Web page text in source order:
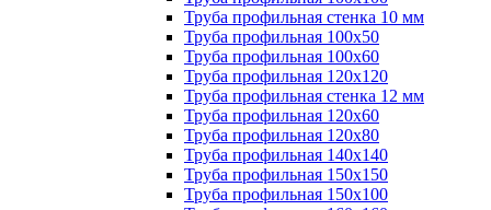
Труба профильная стенка 10 мм
Труба профильная 100х50
Труба профильная 100х60
Труба профильная 120х120
Труба профильная стенка 12 мм
Труба профильная 120х60
Труба профильная 120х80
Труба профильная 140х140
Труба профильная 150х150
Труба профильная 150х100